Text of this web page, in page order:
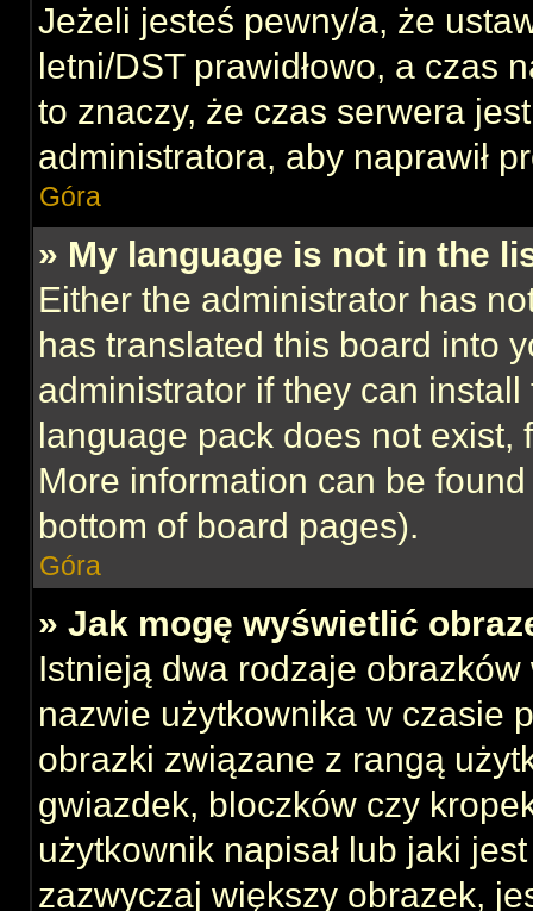
Jeżeli jesteś pewny/a, że
letni/DST prawidłowo, a czas
to znaczy, że czas serwera
administratora, aby naprawił
Góra
» My language is not in the
Either the administrator has
has translated this board into
administrator if they can
language pack does not exist,
More information can be
bottom of board pages).
Góra
» Jak mogę wyświetlić
Istnieją dwa rodzaje
nazwie użytkownika w czasie
obrazki związane z rangą
gwiazdek, bloczków czy
użytkownik napisał lub jaki
zazwyczaj większy obrazek,